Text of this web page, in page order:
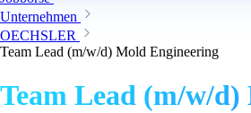
Unternehmen
OECHSLER
Team Lead (m/w/d) Mold Engineering
Team Lead (m/w/